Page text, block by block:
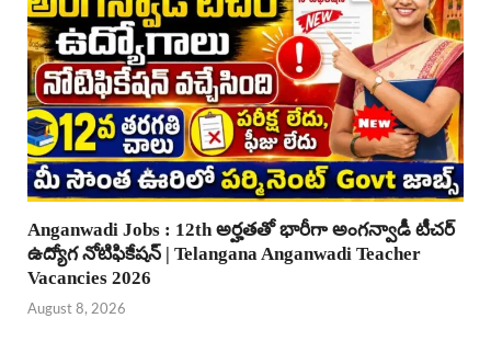
Anganwadi Jobs : 12th అర్హతతో భారీగా అంగన్వాడీ టీచర్
ఉద్యోగ నోటిఫికేషన్ | Telangana Anganwadi Teacher
Vacancies 2026
August 8, 2026